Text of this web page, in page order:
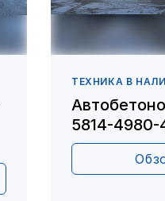
ТЕХНИКА В
5814-4980-